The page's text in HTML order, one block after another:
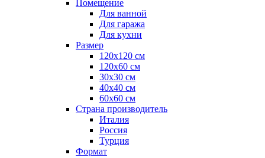
Помещение
Для ванной
Для гаража
Для кухни
Размер
120x120 см
120x60 см
30x30 см
40x40 см
60x60 см
Страна производитель
Италия
Россия
Турция
Формат